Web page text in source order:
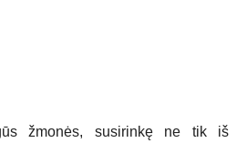
žmonės, susirinkę ne tik iš